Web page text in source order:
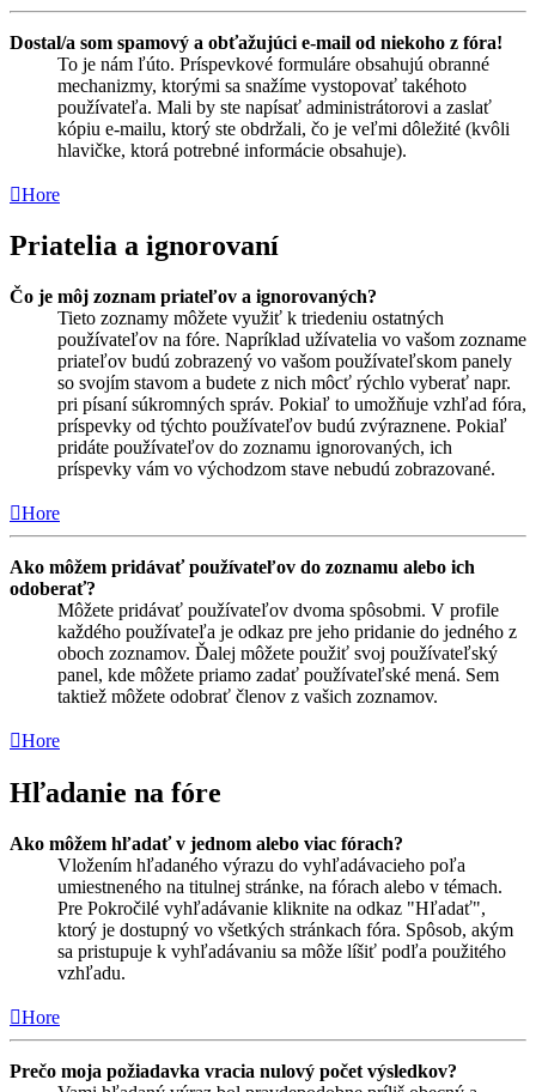
Dostal/a som spamový a obťažujúci e-mail od niekoho z fóra!
To je nám ľúto. Príspevkové formuláre obsahujú obranné
mechanizmy, ktorými sa snažíme vystopovať takéhoto
používateľa. Mali by ste napísať administrátorovi a zaslať
kópiu e-mailu, ktorý ste obdržali, čo je veľmi dôležité (kvôli
hlavičke, ktorá potrebné informácie obsahuje).
Hore
Priatelia a ignorovaní
Čo je môj zoznam priateľov a ignorovaných?
Tieto zoznamy môžete využiť k triedeniu ostatných
používateľov na fóre. Napríklad užívatelia vo vašom zozname
priateľov budú zobrazený vo vašom používateľskom panely
so svojím stavom a budete z nich môcť rýchlo vyberať napr.
pri písaní súkromných správ. Pokiaľ to umožňuje vzhľad fóra,
príspevky od týchto používateľov budú zvýraznene. Pokiaľ
pridáte používateľov do zoznamu ignorovaných, ich
príspevky vám vo východzom stave nebudú zobrazované.
Hore
Ako môžem pridávať používateľov do zoznamu alebo ich
odoberať?
Môžete pridávať používateľov dvoma spôsobmi. V profile
každého používateľa je odkaz pre jeho pridanie do jedného z
oboch zoznamov. Ďalej môžete použiť svoj používateľský
panel, kde môžete priamo zadať používateľské mená. Sem
taktiež môžete odobrať členov z vašich zoznamov.
Hore
Hľadanie na fóre
Ako môžem hľadať v jednom alebo viac fórach?
Vložením hľadaného výrazu do vyhľadávacieho poľa
umiestneného na titulnej stránke, na fórach alebo v témach.
Pre Pokročilé vyhľadávanie kliknite na odkaz "Hľadať",
ktorý je dostupný vo všetkých stránkach fóra. Spôsob, akým
sa pristupuje k vyhľadávaniu sa môže líšiť podľa použitého
vzhľadu.
Hore
Prečo moja požiadavka vracia nulový počet výsledkov?